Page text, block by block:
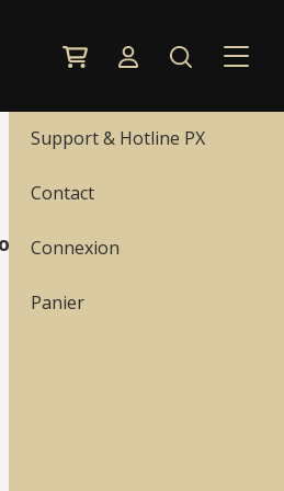
)
Support & Hotline PX
Contact
Connexion
Panier